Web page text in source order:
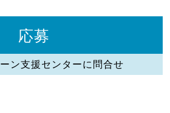
応募
ン支援センターに問合せ